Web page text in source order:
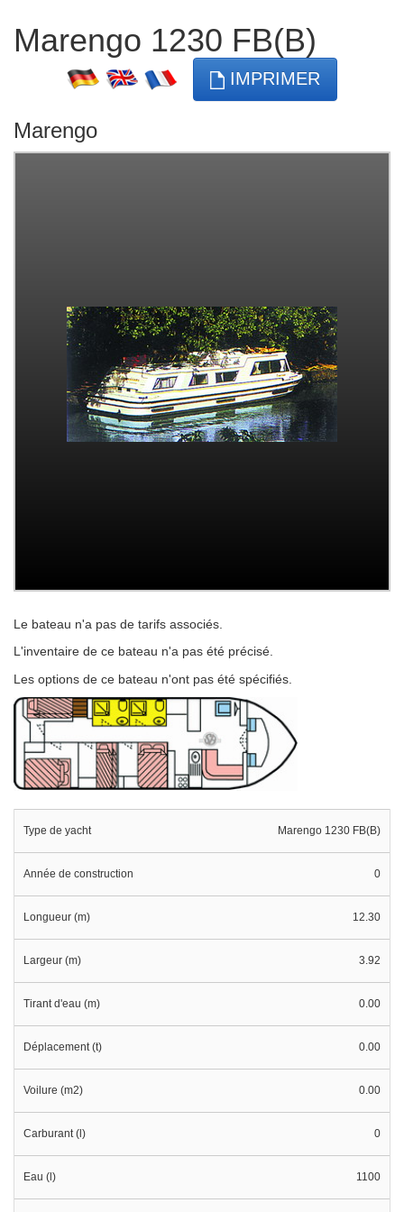
Marengo 1230 FB(B)
IMPRIMER
Marengo
Le bateau n'a pas de tarifs associés.
L'inventaire de ce bateau n'a pas été précisé.
Les options de ce bateau n'ont pas été spécifiés.
Type de yacht Marengo 1230 FB(B)
Année de construction 0
Longueur (m) 12.30
Largeur (m) 3.92
Tirant d'eau (m) 0.00
Déplacement (t) 0.00
Voilure (m2) 0.00
Carburant (l) 0
Eau (l) 1100